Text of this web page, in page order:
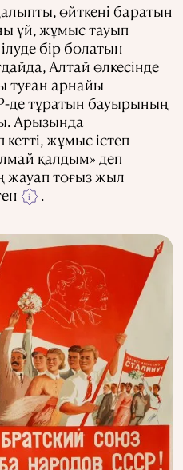
өйткені баратын
үй, жұмыс тауып
бір болатын
Алтай өлкесінде
туған арнайы
де тұратын бауырының
Арызында
жұмыс істеп
қалдым» деп
жауап тоғыз жыл
i .